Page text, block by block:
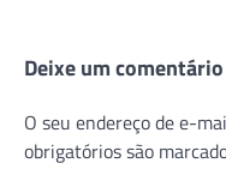
Deixe um comentário
O seu endereço de e-
obrigatórios são